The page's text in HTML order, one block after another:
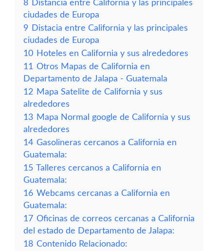
8 Distancia entre California y las principales
ciudades de Europa
9 Distacia entre California y las principales
ciudades de Europa
10 Hoteles en California y sus alrededores
11 Otros Mapas de California en
Departamento de Jalapa - Guatemala
12 Mapa Satelite de California y sus
alrededores
13 Mapa Normal google de California y sus
alrededores
14 Gasolineras cercanos a California en
Guatemala:
15 Talleres cercanos a California en
Guatemala:
16 Webcams cercanas a California en
Guatemala:
17 Oficinas de correos cercanas a California
del estado de Departamento de Jalapa:
18 Contenido Relacionado: